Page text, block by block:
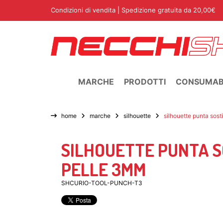
Condizioni di vendita | Spedizione gratuita da 20,00€
MARCHE PRODOTTI
home marche silhouette silhouette punta
SILHOUETTE PUNTA
PELLE 3MM
SHCURIO-TOOL-PUNCH-T3